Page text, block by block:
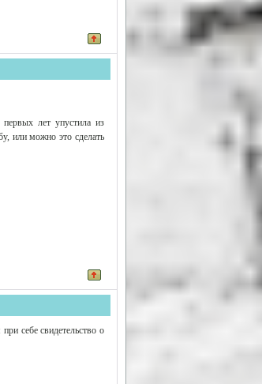
лет упустила из
или можно это сделать
себе свидетельство о